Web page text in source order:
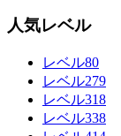
人気レベル
レベル80
レベル279
レベル318
レベル338